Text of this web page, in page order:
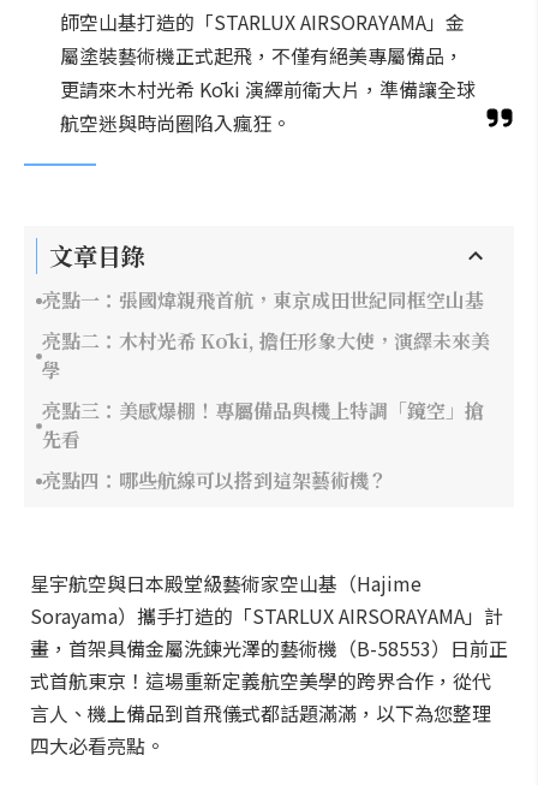
師空山基打造的「STARLUX AIRSORAYAMA」金
屬塗裝藝術機正式起飛，不僅有絕美專屬備品，
更請來木村光希 Kōki 演繹前衛大片，準備讓全球
航空迷與時尚圈陷入瘋狂。
文章目錄
亮點一：張國煒親飛首航，東京成田世紀同框空山基
亮點二：木村光希 Kōki, 擔任形象大使，演繹未來美
學
亮點三：美感爆棚！專屬備品與機上特調「鏡空」搶
先看
亮點四：哪些航線可以搭到這架藝術機？
星宇航空與日本殿堂級藝術家空山基（Hajime
Sorayama）攜手打造的「STARLUX AIRSORAYAMA」計
畫，首架具備金屬洗鍊光澤的藝術機（B-58553）日前正
式首航東京！這場重新定義航空美學的跨界合作，從代
言人、機上備品到首飛儀式都話題滿滿，以下為您整理
四大必看亮點。